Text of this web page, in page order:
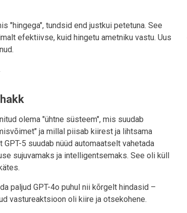
"hingega", tundsid end justkui petetuna. See
efektiivse, kuid hingetu ametniku vastu. Uus
olema "ühtne süsteem", mis suudab
ja millal piisab kiirest ja lihtsama
5 suudab nüüd automaatselt vahetada
sujuvamaks ja intelligentsemaks. See oli küll
paljud GPT-4o puhul nii kõrgelt hindasid –
vastureaktsioon oli kiire ja otsekohene.